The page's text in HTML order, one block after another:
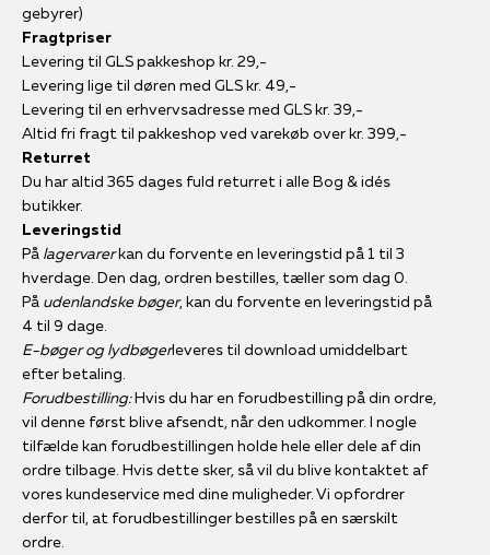
gebyrer)
Fragtpriser
Levering til GLS pakkeshop kr. 29,-
Levering lige til døren med GLS kr. 49,-
Levering til en erhvervsadresse med GLS kr. 39,-
Altid fri fragt til pakkeshop ved varekøb over kr. 399,-
Returret
Du har altid 365 dages fuld returret i alle Bog & idés
butikker.
Leveringstid
På lagervarerkan du forvente en leveringstid på 1 til 3
hverdage. Den dag, ordren bestilles, tæller som dag 0.
På udenlandske bøger, kan du forvente en leveringstid på
4 til 9 dage.
E-bøger og lydbøgerleveres til download umiddelbart
efter betaling.
Forudbestilling:Hvis du har en forudbestilling på din ordre,
vil denne først blive afsendt, når den udkommer. I nogle
tilfælde kan forudbestillingen holde hele eller dele af din
ordre tilbage. Hvis dette sker, så vil du blive kontaktet af
vores kundeservice med dine muligheder. Vi opfordrer
derfor til, at forudbestillinger bestilles på en særskilt
ordre.